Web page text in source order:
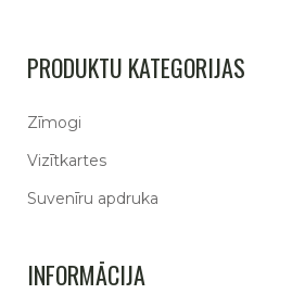
PRODUKTU KATEGORIJAS
Zīmogi
Vizītkartes
Suvenīru apdruka
INFORMĀCIJA